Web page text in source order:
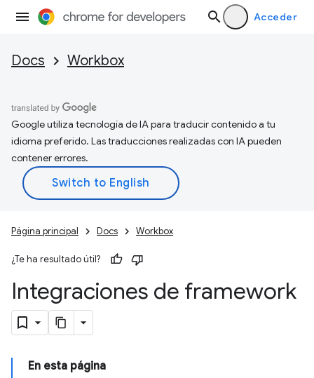
Acceder
Docs Workbox
Google utiliza tecnología de IA para traducir contenido a tu
idioma preferido. Las traducciones realizadas con IA pueden
contener errores.
Página principal Docs Workbox
¿Te ha resultado útil?
Integraciones de framework
En esta página